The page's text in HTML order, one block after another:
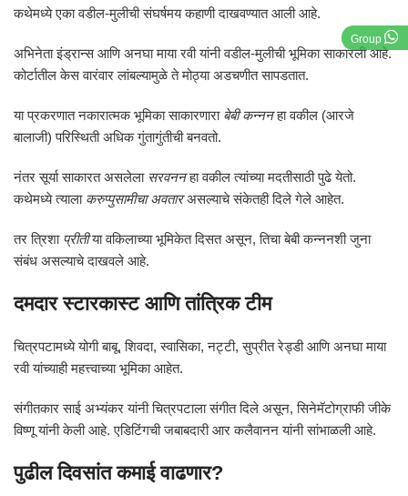
Group
कथेमध्ये एका वडील-मुलीची संघर्षमय कहाणी दाखवण्यात आली आहे.
अभिनेता इंड्रान्स आणि अनघा माया रवी यांनी वडील-मुलीची भूमिका साकारली आहे.
कोर्टातील केस वारंवार लांबल्यामुळे ते मोठ्या अडचणीत सापडतात.
या प्रकरणात नकारात्मक भूमिका साकारणारा बेबी कन्ननहा वकील (आरजे
बालाजी) परिस्थिती अधिक गुंतागुंतीची बनवतो.
नंतर सूर्या साकारत असलेला सरवननहा वकील त्यांच्या मदतीसाठी पुढे येतो.
कथेमध्ये त्याला करुप्पुसामीचा अवतारअसल्याचे संकेतही दिले गेले आहेत.
तर त्रिशा प्रीतीया वकिलाच्या भूमिकेत दिसत असून, तिचा बेबी कन्ननशी जुना
संबंध असल्याचे दाखवले आहे.
दमदार स्टारकास्ट आणि तांत्रिक टीम
चित्रपटामध्ये योगी बाबू, शिवदा, स्वासिका, नट्टी, सुप्रीत रेड्डी आणि अनघा माया
रवी यांच्याही महत्त्वाच्या भूमिका आहेत.
संगीतकार साई अभ्यंकर यांनी चित्रपटाला संगीत दिले असून, सिनेमॅटोग्राफी जीके
विष्णू यांनी केली आहे. एडिटिंगची जबाबदारी आर कलैवानन यांनी सांभाळली आहे.
पुढील दिवसांत कमाई वाढणार?